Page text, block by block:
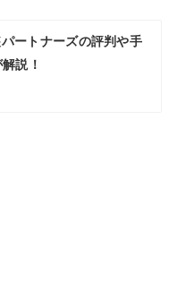
ートナーズの評判や手
説！